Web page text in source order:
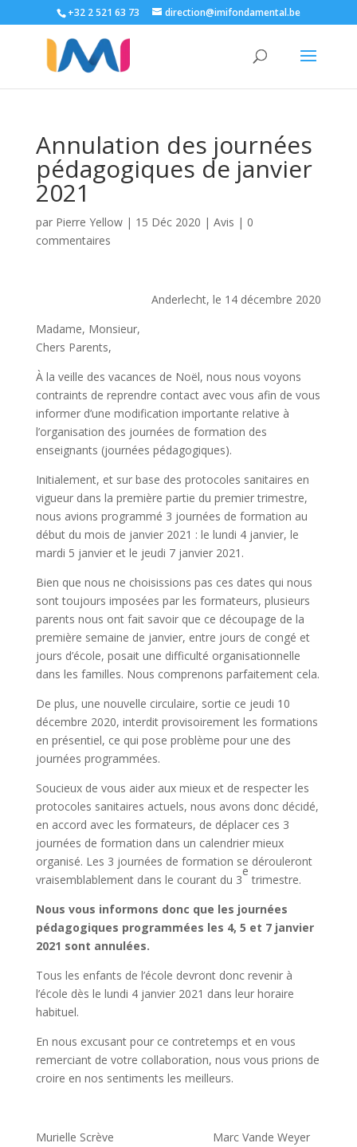
+32 2 521 63 73 direction@imifondamental.be
Annulation des journées
pédagogiques de janvier
2021
par Pierre Yellow| 15 Déc 2020 | Avis | 0
commentaires
Anderlecht, le 14 décembre 2020
Madame, Monsieur,
Chers Parents,
À la veille des vacances de Noël, nous nous voyons
contraints de reprendre contact avec vous afin de vous
informer d’une modification importante relative à
l’organisation des journées de formation des
enseignants (journées pédagogiques).
Initialement, et sur base des protocoles sanitaires en
vigueur dans la première partie du premier trimestre,
nous avions programmé 3 journées de formation au
début du mois de janvier 2021 : le lundi 4 janvier, le
mardi 5 janvier et le jeudi 7 janvier 2021.
Bien que nous ne choisissions pas ces dates qui nous
sont toujours imposées par les formateurs, plusieurs
parents nous ont fait savoir que ce découpage de la
première semaine de janvier, entre jours de congé et
jours d’école, posait une difficulté organisationnelle
dans les familles. Nous comprenons parfaitement cela.
De plus, une nouvelle circulaire, sortie ce jeudi 10
décembre 2020, interdit provisoirement les formations
en présentiel, ce qui pose problème pour une des
journées programmées.
Soucieux de vous aider aux mieux et de respecter les
protocoles sanitaires actuels, nous avons donc décidé,
en accord avec les formateurs, de déplacer ces 3
journées de formation dans un calendrier mieux
organisé. Les 3 journées de formation se dérouleront
vraisemblablement dans le courant du 3
e
trimestre.
Nous vous informons donc que les journées
pédagogiques programmées les 4, 5 et 7 janvier
2021 sont annulées.
Tous les enfants de l’école devront donc revenir à
l’école dès le lundi 4 janvier 2021 dans leur horaire
habituel.
En nous excusant pour ce contretemps et en vous
remerciant de votre collaboration, nous vous prions de
croire en nos sentiments les meilleurs.
Murielle Scrève Marc Vande Weyer